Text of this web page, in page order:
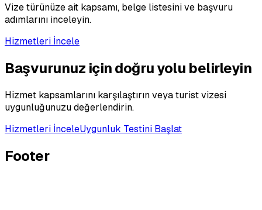
Vize türünüze ait kapsamı, belge listesini ve başvuru
adımlarını inceleyin.
Hizmetleri İncele
Başvurunuz için doğru yolu belirleyin
Hizmet kapsamlarını karşılaştırın veya turist vizesi
uygunluğunuzu değerlendirin.
Hizmetleri İnceleUygunluk Testini Başlat
Footer